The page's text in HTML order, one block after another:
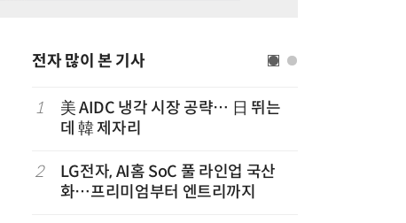
전자 많이 본 기사
1
美 AIDC 냉각 시장 공략… 日 뛰는
데 韓 제자리
2
LG전자, AI홈 SoC 풀 라인업 국산
화…프리미엄부터 엔트리까지